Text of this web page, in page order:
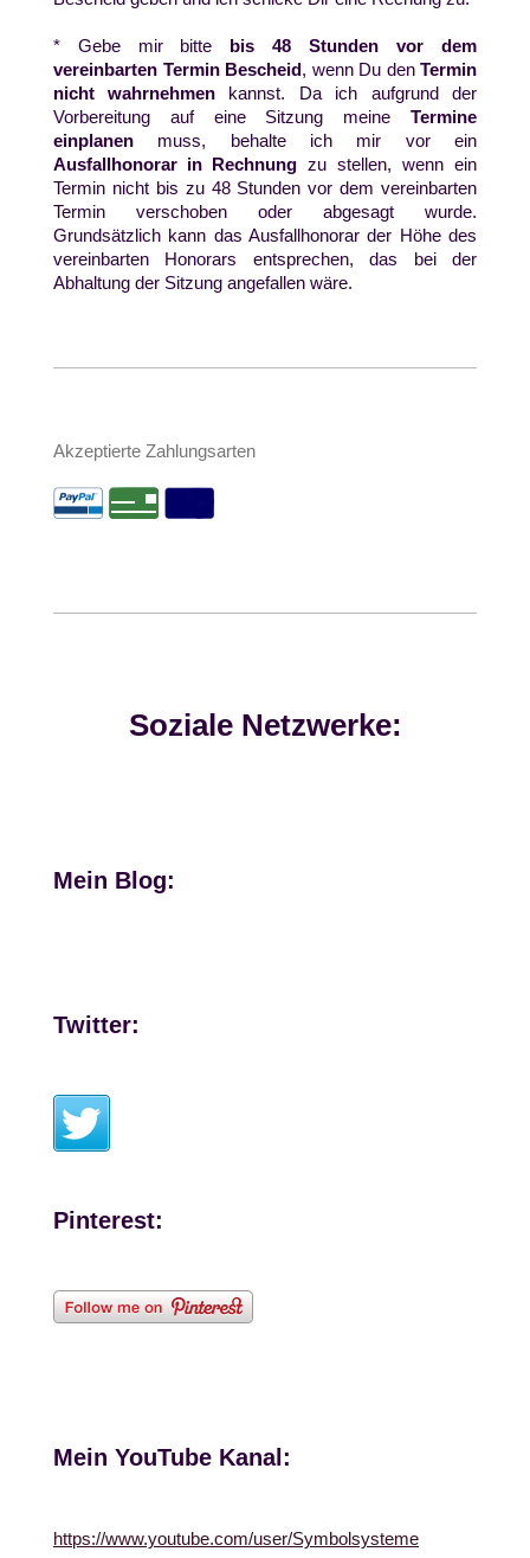
* Gebe mir bitte bis 48 Stunden vor
dem
vereinbarten Termin Bescheid, wenn Du den Termin
nicht wahrnehmen kannst. Da ich aufgrund der
Vorbereitung auf eine Sitzung meine Termine
einplanen muss, behalte ich mir vor ein
Ausfallhonorar in Rechnung zu stellen, wenn ein
Termin nicht bis zu 48 Stunden vor dem vereinbarten
Termin verschoben oder abgesagt wurde.
Grundsätzlich kann das Ausfallhonorar der Höhe des
vereinbarten Honorars entsprechen, das bei der
Abhaltung der Sitzung angefallen wäre.
Akzeptierte Zahlungsarten
Soziale Netzwerke:
Mein Blog:
Twitter:
Pinterest:
Mein YouTube Kanal:
https://www.youtube.com/user/Symbolsysteme